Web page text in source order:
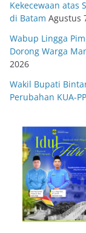
Kekecewaan atas
di Batam Agustus
Wabup Lingga
Dorong Warga
2026
Wakil Bupati
Perubahan KUA-